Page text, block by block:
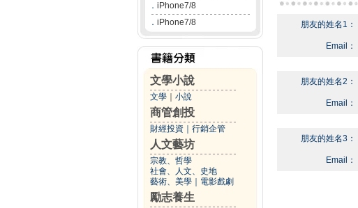
． iPhone7/8
． iPhone7/8
文學小說
文學 小說
商管創投
財經投資 行銷企管
人文藝坊
宗教、哲學
社會、人文、史地
藝術、美學
電影戲劇
勵志養生
朋友的姓名1：
Email：
朋友的姓名2：
Email：
朋友的姓名3：
Email：